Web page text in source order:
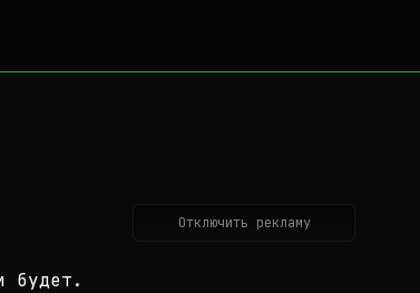
Отключить рекламу
будет.